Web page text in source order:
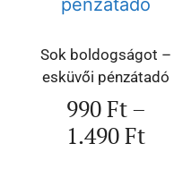
Sok boldogságot –
esküvői pénzátadó
990Ft–
1.490Ft